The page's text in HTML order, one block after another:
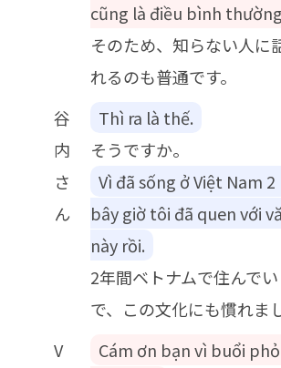
cũng là điều bình
そのため、知らない人に
れるのも普通です。
谷
内
さ
ん
Thì ra là thế.
そうですか。
Vì đã sống ở Việt Nam
bây giờ tôi đã quen với
này rồi.
2年間ベトナムで住んで
で、この文化にも慣れま
V
Cám ơn bạn vì buổi